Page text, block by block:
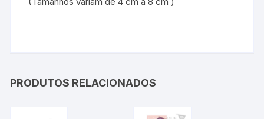
PRODUTOS RELACIONADOS